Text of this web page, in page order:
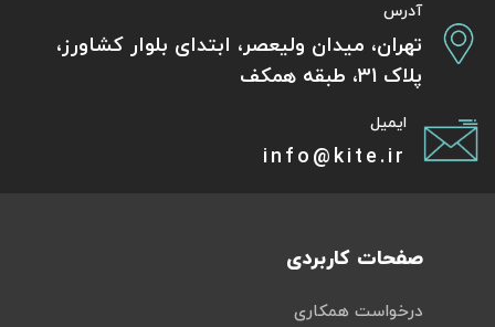
آدرس
تهران، میدان ولیعصر، ابتدای بلوار کشاورز،
پلاک 31، طبقه همکف
ایمیل
info@kite.ir
صفحات کاربردی
درخواست همکاری